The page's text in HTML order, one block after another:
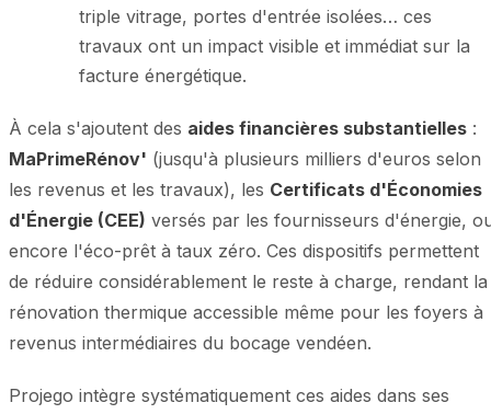
triple vitrage, portes d'entrée isolées… ces
travaux ont un impact visible et immédiat sur la
facture énergétique.
À cela s'ajoutent des aides financières substantielles :
MaPrimeRénov' (jusqu'à plusieurs milliers d'euros selon
les revenus et les travaux), les Certificats d'Économies
d'Énergie (CEE) versés par les fournisseurs d'énergie,
encore l'éco-prêt à taux zéro. Ces dispositifs permettent
de réduire considérablement le reste à charge, rendant la
rénovation thermique accessible même pour les foyers à
revenus intermédiaires du bocage vendéen.
Projego intègre systématiquement ces aides dans ses